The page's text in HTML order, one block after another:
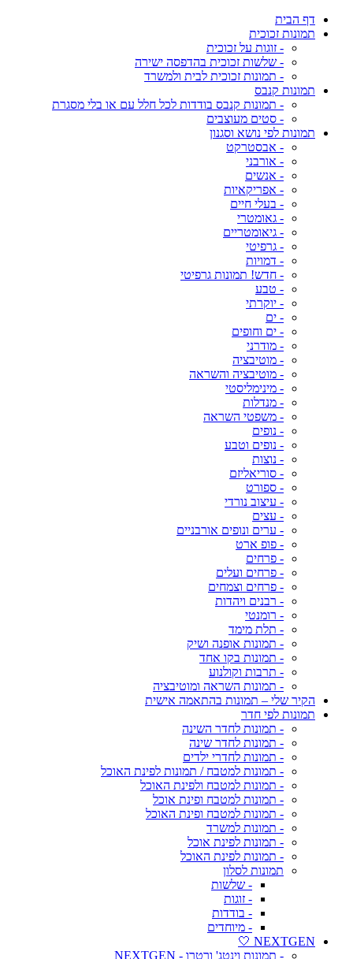
דף הבית
תמונות זכוכית
- זוגות על זכוכית
- שלשות זכוכית בהדפסה ישירה
- תמונות זכוכית לבית ולמשרד
תמונות קנבס
- תמונות קנבס בודדות לכל חלל עם או בלי מסגרת
- סטים מעוצבים
תמונות לפי נושא וסגנון
- אבסטרקט
- אורבני
- אנשים
- אפריקאיות
- בעלי חיים
- גאומטרי
- גיאומטריים
- גרפיטי
- דמויות
- חדש! תמונות גרפיטי
- טבע
- יוקרתי
- ים
- ים וחופים
- מודרני
- מוטיבציה
- מוטיבציה והשראה
- מינימליסטי
- מנדלות
- משפטי השראה
- נופים
- נופים וטבע
- נוצות
- סוריאליזם
- ספורט
- עיצוב נורדי
- עצים
- ערים ונופים אורבניים
- פופ ארט
- פרחים
- פרחים ועלים
- פרחים וצמחים
- רבנים ויהדות
- רומנטי
- תלת מימד
- תמונות אופנה ושיק
- תמונות בקו אחד
- תרבות וקולנוע
- תמונות השראה ומוטיבציה
הקיר שלי – תמונות בהתאמה אישית
תמונות לפי חדר
- תמונות לחדר השינה
- תמונות לחדר שינה
- תמונות לחדרי ילדים
- תמונות למטבח / תמונות לפינת האוכל
- תמונות למטבח ולפינת האוכל
- תמונות למטבח ופינת אוכל
- תמונות למטבח ופינת האוכל
- תמונות למשרד
- תמונות לפינת אוכל
- תמונות לפינת האוכל
תמונות לסלון
- שלשות
- זוגות
- בודדות
- מיוחדים
NEXTGEN 🤍
- תמונות וינטג' ורטרו - NEXTGEN